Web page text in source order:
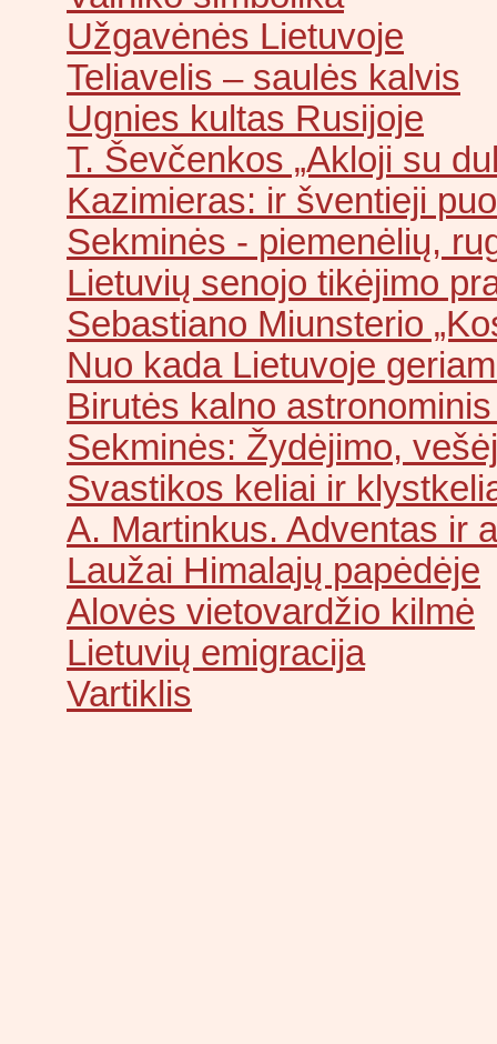
Užgavėnės Lietuvoje
Teliavelis – saulės kalvis
Ugnies kultas Rusijoje
T. Ševčenkos „Akloji su
Kazimieras: ir šventieji
Sekminės - piemenėlių,
Lietuvių senojo tikėjimo
Sebastiano Miunsterio
Nuo kada Lietuvoje
Birutės kalno
Sekminės: Žydėjimo,
Svastikos keliai ir
A. Martinkus. Adventas ir
Laužai Himalajų papėdėje
Alovės vietovardžio kilmė
Lietuvių emigracija
Vartiklis